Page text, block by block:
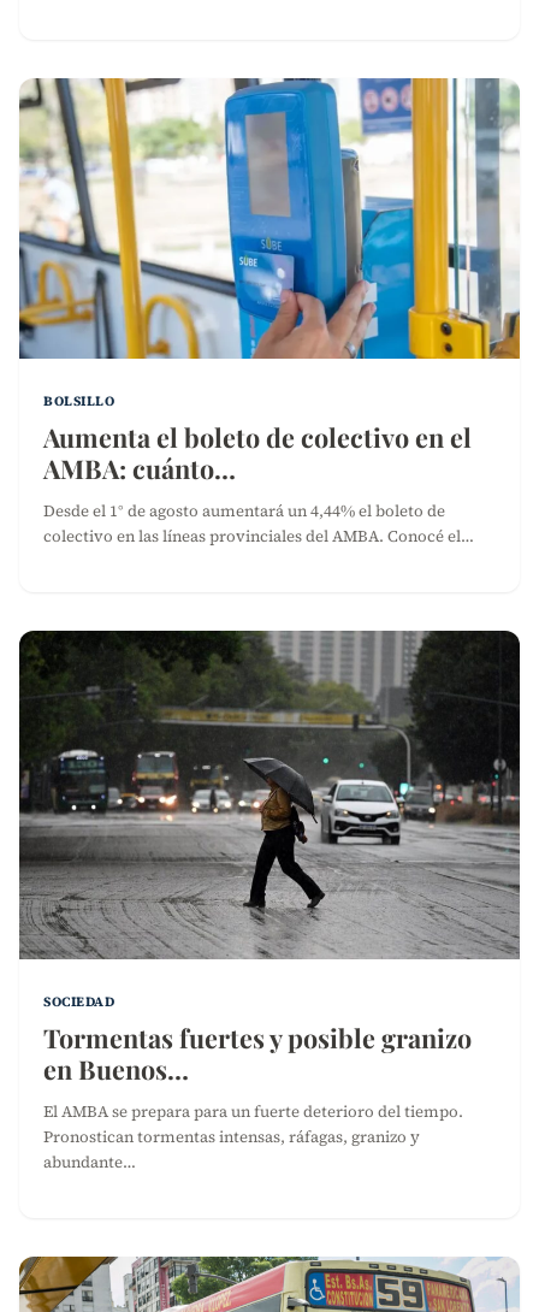
BOLSILLO
Aumenta el boleto de colectivo en el
AMBA: cuánto…
Desde el 1° de agosto aumentará un 4,44% el boleto de
colectivo en las líneas provinciales del AMBA. Conocé el…
SOCIEDAD
Tormentas fuertes y posible granizo
en Buenos…
El AMBA se prepara para un fuerte deterioro del tiempo.
Pronostican tormentas intensas, ráfagas, granizo y
abundante…